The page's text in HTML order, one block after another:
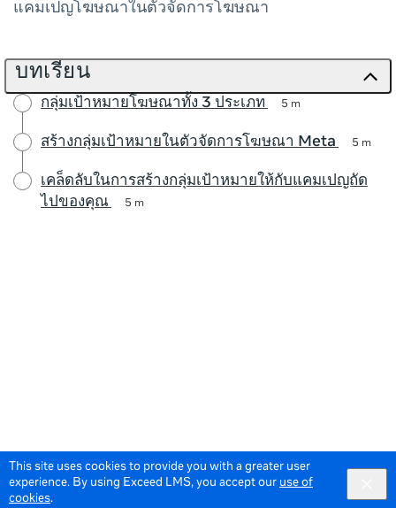
This site uses cookies to provide you with a greater user
experience. By using Exceed LMS, you accept our use of
cookies.
แคมเปญโฆษณาในตัวจัดการโฆษณา
บทเรียน
กลุ่มเป้าหมายโฆษณาทั้ง 3 ประเภท 5 m
สร้างกลุ่มเป้าหมายในตัวจัดการโฆษณา Meta 5 m
เคล็ดลับในการสร้างกลุ่มเป้าหมายให้กับแคมเปญถัด
ไปของคุณ
5 m